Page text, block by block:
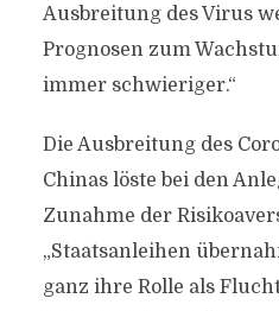
Ausbreitung des Virus
Prognosen zum
immer schwieriger.“
Die Ausbreitung des
Chinas löste bei den
Zunahme der
„Staatsanleihen
ganz ihre Rolle als